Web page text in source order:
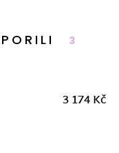
3
3 174 Kč